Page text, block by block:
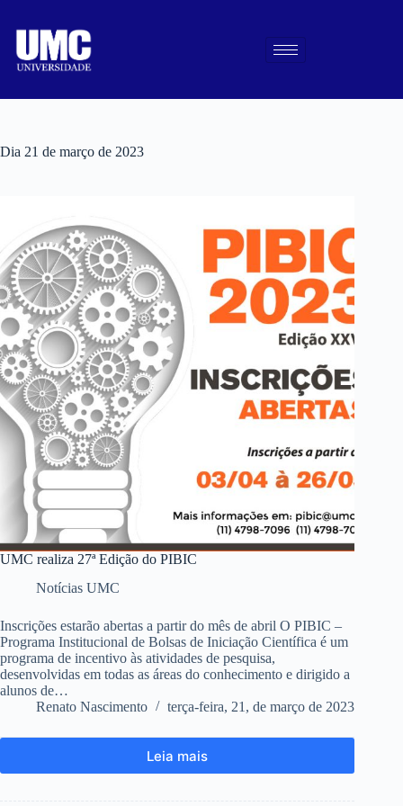
Dia 21 de março de 2023
UMC realiza 27ª Edição do PIBIC
Notícias UMC
Inscrições estarão abertas a partir do mês de abril O PIBIC –
Programa Institucional de Bolsas de Iniciação Científica é um
programa de incentivo às atividades de pesquisa,
desenvolvidas em todas as áreas do conhecimento e dirigido a
alunos de…
Renato Nascimento
terça-feira, 21, de março de 2023
Leia mais